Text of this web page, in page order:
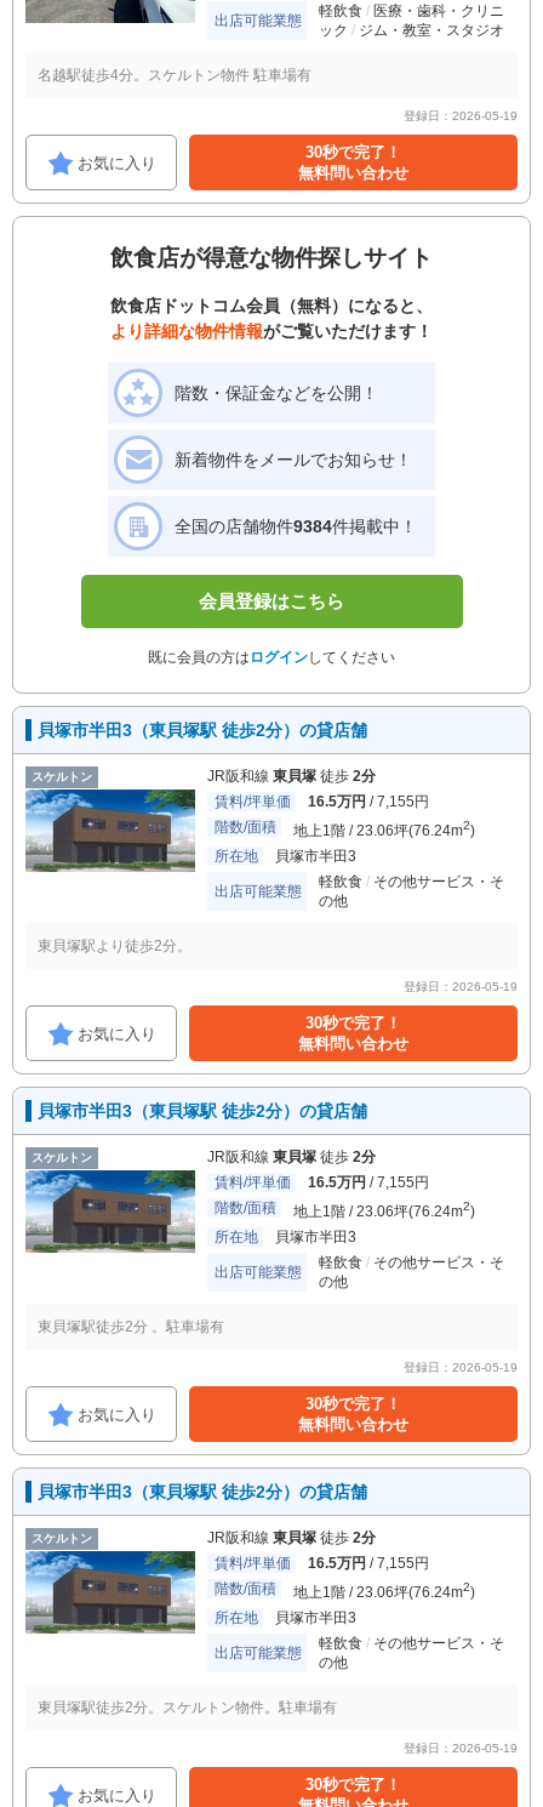
出店可能業態
軽飲食
医療・歯科・クリニ
ック
ジム・教室・スタジオ
名越駅徒歩4分。スケルトン物件 駐車場有
登録日：2026-05-19
お気に入り
30秒で完了！
無料問い合わせ
飲食店が得意な物件探しサイト
飲食店ドットコム会員（無料）になると、
より詳細な物件情報がご覧いただけます！
階数・保証金などを公開！
新着物件をメールでお知らせ！
全国の店舗物件9384件掲載中！
会員登録はこちら
既に会員の方は ログインしてください
貝塚市半田3（東貝塚駅 徒歩2分）の貸店舗
スケルトン JR阪和線 東貝塚 徒歩 2分
賃料/坪単価
16.5万円 / 7,155円
階数/面積
地上1階 / 23.06坪(76.24m2)
所在地
貝塚市半田3
出店可能業態
軽飲食
その他サービス・そ
の他
東貝塚駅より徒歩2分。
登録日：2026-05-19
お気に入り
30秒で完了！
無料問い合わせ
貝塚市半田3（東貝塚駅 徒歩2分）の貸店舗
スケルトン JR阪和線 東貝塚 徒歩 2分
賃料/坪単価
16.5万円 / 7,155円
階数/面積
地上1階 / 23.06坪(76.24m2)
所在地
貝塚市半田3
出店可能業態
軽飲食
その他サービス・そ
の他
東貝塚駅徒歩2分 。駐車場有
登録日：2026-05-19
お気に入り
30秒で完了！
無料問い合わせ
貝塚市半田3（東貝塚駅 徒歩2分）の貸店舗
スケルトン JR阪和線 東貝塚 徒歩 2分
賃料/坪単価
16.5万円 / 7,155円
階数/面積
地上1階 / 23.06坪(76.24m2)
所在地
貝塚市半田3
出店可能業態
軽飲食
その他サービス・そ
の他
東貝塚駅徒歩2分。スケルトン物件。駐車場有
登録日：2026-05-19
お気に入り
30秒で完了！